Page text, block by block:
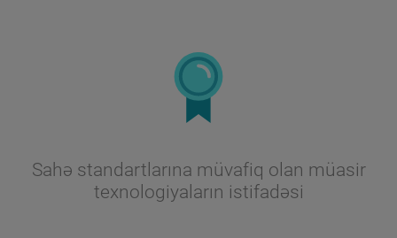
Sahə standartlarına müvafiq olan müasir
texnologiyaların istifadəsi